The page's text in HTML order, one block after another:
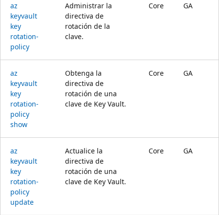
az
keyvault
key
rotation-
policy
Administrar la
directiva de
rotación de la
clave.
Core GA
az
keyvault
key
rotation-
policy
show
Obtenga la
directiva de
rotación de una
clave de Key Vault.
Core GA
az
keyvault
key
rotation-
policy
update
Actualice la
directiva de
rotación de una
clave de Key Vault.
Core GA